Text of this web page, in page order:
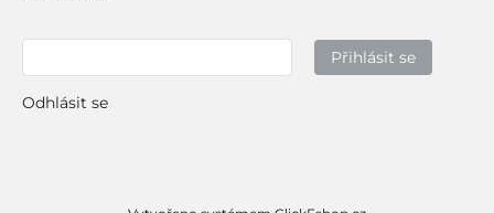
Přihlásit se
Odhlásit se